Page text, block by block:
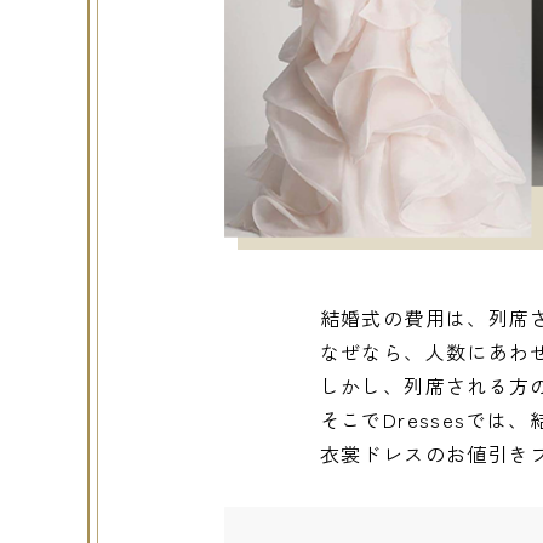
結婚式の費用は、列席
なぜなら、人数にあわ
しかし、列席される
そこでDressesでは、
衣裳ドレスのお値引き